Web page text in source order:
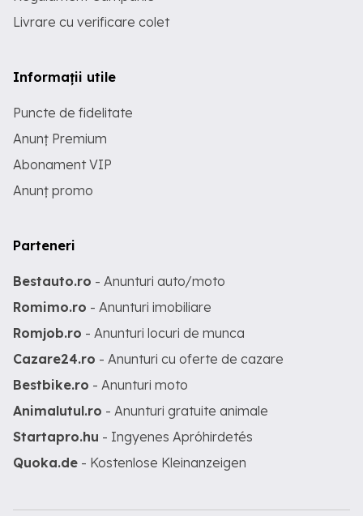
Livrare cu verificare colet
Informații utile
Puncte de fidelitate
Anunț Premium
Abonament VIP
Anunț promo
Parteneri
Bestauto.ro - Anunturi auto/moto
Romimo.ro - Anunturi imobiliare
Romjob.ro - Anunturi locuri de munca
Cazare24.ro - Anunturi cu oferte de cazare
Bestbike.ro - Anunturi moto
Animalutul.ro - Anunturi gratuite animale
Startapro.hu - Ingyenes Apróhirdetés
Quoka.de - Kostenlose Kleinanzeigen